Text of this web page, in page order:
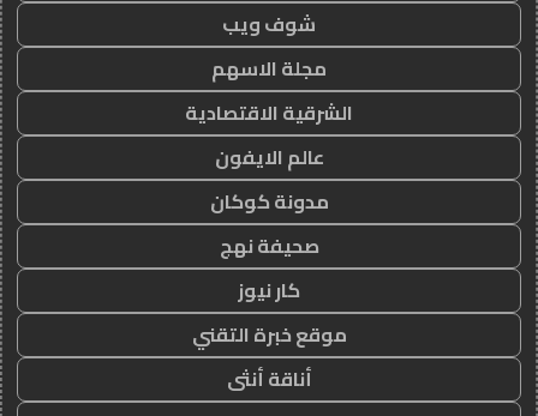
شوف ويب
مجلة الاسهم
الشرقية الاقتصادية
عالم الايفون
مدونة كوكان
صحيفة نهج
كار نيوز
موقع خبرة التقني
أناقة أنثى